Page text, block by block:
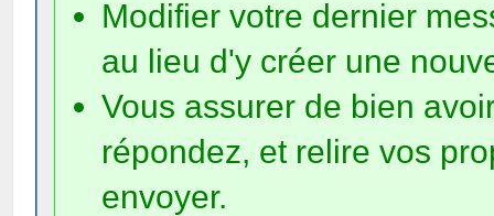
Modifier votre dernier
au lieu d'y créer une
Vous assurer de bien
répondez, et relire vos
envoyer.